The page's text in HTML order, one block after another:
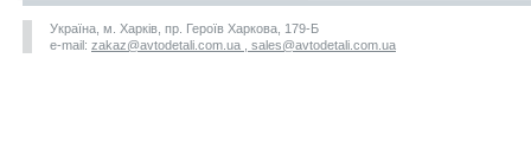
Україна, м. Харків, пр. Героїв Харкова, 179-Б
e-mail: zakaz@avtodetali.com.ua , sales@avtodetali.com.ua